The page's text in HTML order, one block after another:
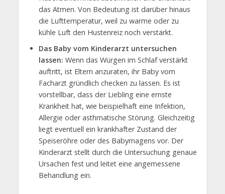
das Atmen. Von Bedeutung ist darüber hinaus
die Lufttemperatur, weil zu warme oder zu
kühle Luft den Hustenreiz noch verstärkt.
Das Baby vom Kinderarzt untersuchen
lassen: Wenn das Würgen im Schlaf verstärkt
auftritt, ist Eltern anzuraten, ihr Baby vom
Facharzt gründlich checken zu lassen. Es ist
vorstellbar, dass der Liebling eine ernste
Krankheit hat, wie beispielhaft eine Infektion,
Allergie oder asthmatische Störung. Gleichzeitig
liegt eventuell ein krankhafter Zustand der
Speiseröhre oder des Babymagens vor. Der
Kinderarzt stellt durch die Untersuchung genaue
Ursachen fest und leitet eine angemessene
Behandlung ein.